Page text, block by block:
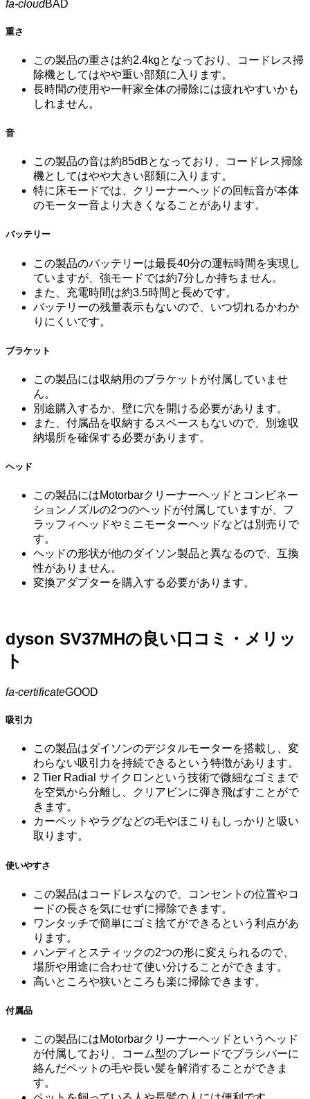
fa-cloudBAD
重さ
この製品の重さは約2.4kgとなっており、コードレス掃
除機としてはやや重い部類に入ります。
長時間の使用や一軒家全体の掃除には疲れやすいかも
しれません。
音
この製品の音は約85dBとなっており、コードレス掃除
機としてはやや大きい部類に入ります。
特に床モードでは、クリーナーヘッドの回転音が本体
のモーター音より大きくなることがあります。
バッテリー
この製品のバッテリーは最長40分の運転時間を実現し
ていますが、強モードでは約7分しか持ちません。
また、充電時間は約3.5時間と長めです。
バッテリーの残量表示もないので、いつ切れるかわか
りにくいです。
ブラケット
この製品には収納用のブラケットが付属していませ
ん。
別途購入するか、壁に穴を開ける必要があります。
また、付属品を収納するスペースもないので、別途収
納場所を確保する必要があります。
ヘッド
この製品にはMotorbarクリーナーヘッドとコンビネー
ションノズルの2つのヘッドが付属していますが、フ
ラッフィヘッドやミニモーターヘッドなどは別売りで
す。
ヘッドの形状が他のダイソン製品と異なるので、互換
性がありません。
変換アダプターを購入する必要があります。
dyson SV37MHの良い口コミ・メリッ
ト
fa-certificateGOOD
吸引力
この製品はダイソンのデジタルモーターを搭載し、変
わらない吸引力を持続できるという特徴があります。
2 Tier Radial サイクロンという技術で微細なゴミまで
を空気から分離し、クリアビンに弾き飛ばすことがで
きます。
カーペットやラグなどの毛やほこりもしっかりと吸い
取ります。
使いやすさ
この製品はコードレスなので、コンセントの位置やコ
ードの長さを気にせずに掃除できます。
ワンタッチで簡単にゴミ捨てができるという利点があ
ります。
ハンディとスティックの2つの形に変えられるので、
場所や用途に合わせて使い分けることができます。
高いところや狭いところも楽に掃除できます。
付属品
この製品にはMotorbarクリーナーヘッドというヘッド
が付属しており、コーム型のブレードでブラシバーに
絡んだペットの毛や長い髪を解消することができま
す。